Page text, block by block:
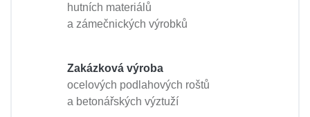
hutních materiálů
a zámečnických výrobků
Zakázková výroba
ocelových podlahových roštů
a betonářských výztuží